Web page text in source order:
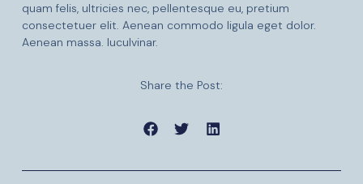
quam felis, ultricies nec, pellentesque eu, pretium
consectetuer elit. Aenean commodo ligula eget dolor.
Aenean massa. luculvinar.
Share the Post: